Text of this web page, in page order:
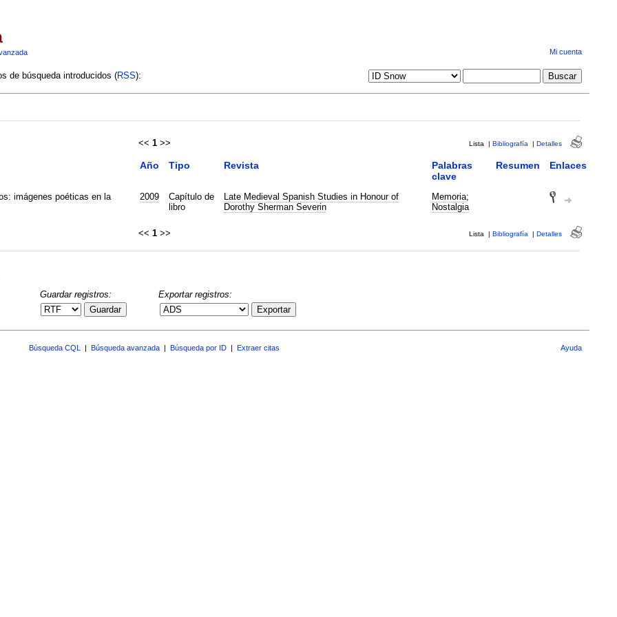
Mi cuenta
de búsqueda introducidos (RSS):
<< 1 >> Lista | Bibliografía | Detalles
Año Tipo Revista
Palabras
clave
Resumen Enlaces
imágenes poéticas en la
2009
Capítulo de
libro
Late Medieval Spanish Studies in Honour of
Dorothy Sherman Severin
Memoria;
Nostalgia
<< 1 >> Lista | Bibliografía | Detalles
Guardar registros:
Guardar
Exportar registros:
Exportar
Búsqueda CQL Búsqueda avanzada Búsqueda por ID Extraer citas Ayuda